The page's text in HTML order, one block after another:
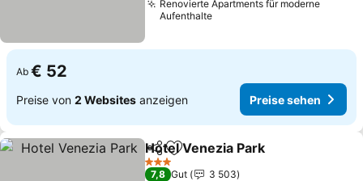
Renovierte Apartments für moderne
Aufenthalte
Ab € 52
Preise von 2 Websites anzeigen Preise sehen
TeilenZu Favoriten hinzufügen
Hotel Venezia Park
3 Sterne
7,8 Gut
3 503